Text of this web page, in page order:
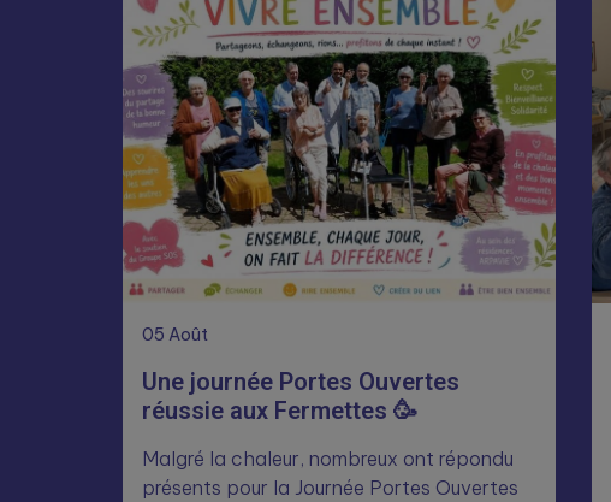
05 Août
Une journée Portes Ouvertes
réussie aux Fermettes 🥳
Malgré la chaleur, nombreux ont répondu
présents pour la Journée Portes Ouvertes